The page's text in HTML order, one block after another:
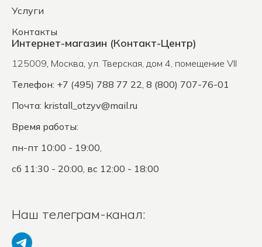
Услуги
Контакты
Интернет-магазин (Контакт-Центр)
125009, Москва, ул. Тверская, дом 4, помещение VII
Телефон: +7 (495) 788 77 22, 8 (800) 707-76-01
Почта: kristall_otzyv@mail.ru
Время работы:
пн-пт 10:00 - 19:00,
сб 11:30 - 20:00, вс 12:00 - 18:00
Наш телеграм-канал: